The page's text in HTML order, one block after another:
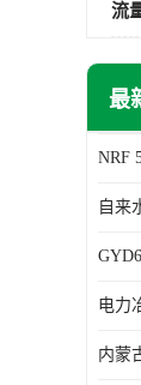
流
最
NRF